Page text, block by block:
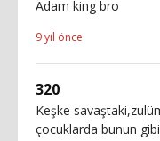
Adam king bro
9 yıl önce
320
Keşke
çocuklarda bunun